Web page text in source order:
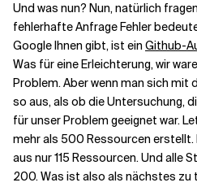
Und was nun? Nun, natürlich
fehlerhafte AnfrageFehler
Google Ihnen gibt, ist ein Github-
Was für eine Erleichterung, wir
Problem. Aber wenn man sich mit
so aus, als ob die Untersuchung,
für unser Problem geeignet war.
mehr als 500 Ressourcen
aus nur 115 Ressourcen. Und alle
200. Was ist also als nächstes zu